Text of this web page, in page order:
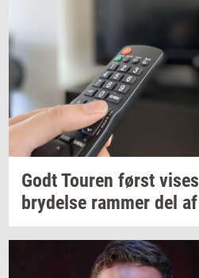
GodtTou­ren først vises
bry­del­se ram­mer del af